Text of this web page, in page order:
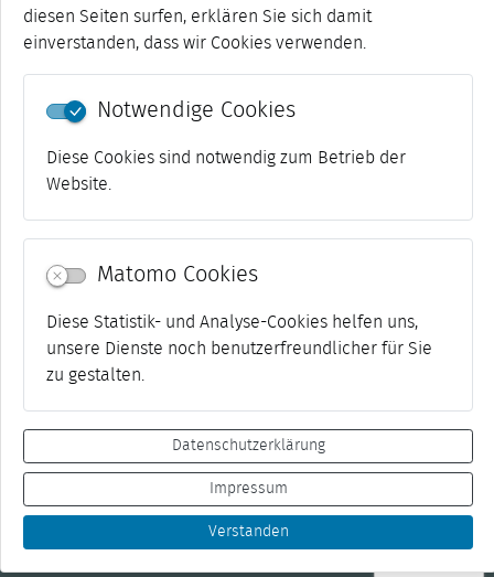
diesen Seiten surfen, erklären Sie sich damit
einverstanden, dass wir Cookies verwenden.
Notwendige Cookies
Diese Cookies sind notwendig zum Betrieb der
Website.
Matomo Cookies
Diese Statistik- und Analyse-Cookies helfen uns,
unsere Dienste noch benutzerfreundlicher für Sie
zu gestalten.
Datenschutzerklärung
Impressum
Verstanden
Linie 7 Richtung Weimar-West
Anfahrt mit dem PKW
Das Stadtmuseum liegt direkt in der Stadtmitte
Weimars. Folgen sie also den Hinweisschildern
Richtung Stadtmitte.
In direkter Nachbarschaft befindet sich das Parkhaus
Atrium.
Zurück
Datenschutz